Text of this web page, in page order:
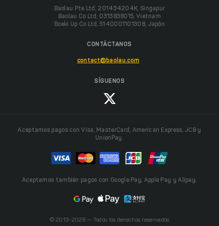
Baolau Pte Ltd, 201434204K, Singapur
Baolau Co Ltd, 0313838015, Vietnam
Boeki Up Co Ltd, 5140001101308, Japón
CONTÁCTANOS
contact@baolau.com
SÍGUENOS
Aceptamos pagos con Visa, MasterCard, American Express, JCB y
UnionPay.
Aceptamos también pagos con Google Pay, Apple Pay y Alipay.
© 2013-2026 — Todos los derechos reservados